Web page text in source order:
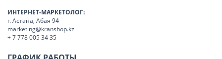
ИНТЕРНЕТ-МАРКЕТОЛОГ:
г. Астана, Абая 94
marketing@kranshop.kz
+ 7 778 005 34 35